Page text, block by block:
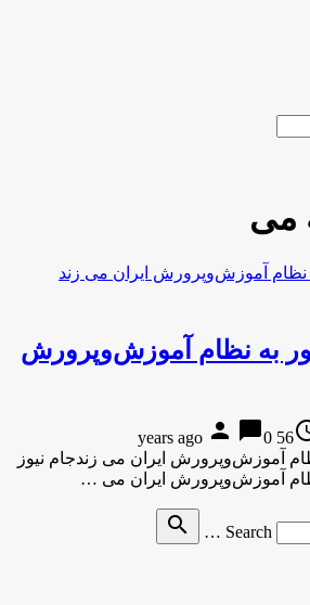
می
به نظام آموزش‌وپرورش
56 years ago
person chat_bubble0
آموزش‌وپرورش ایران می زندجام نیوز
آموزش‌وپرورش ایران می …
Search …
search